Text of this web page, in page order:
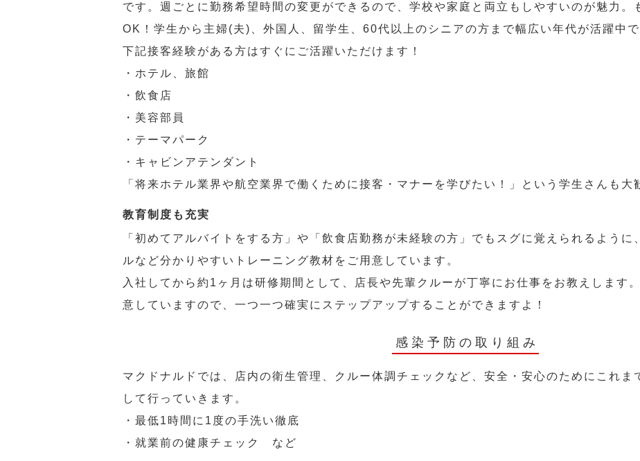
です。週ごとに勤務希望時間の変更ができるので、学校や家庭と両立もしやすいのが魅力。
OK！学生から主婦(夫)、外国人、留学生、60代以上のシニアの方まで幅広い年代が活躍中で
下記接客経験がある方はすぐにご活躍いただけます！
・ホテル、旅館
・飲食店
・美容部員
・テーマパーク
・キャビンアテンダント
「将来ホテル業界や航空業界で働くために接客・マナーを学びたい！」という学生さんも大
教育制度も充実
「初めてアルバイトをする方」や「飲食店勤務が未経験の方」でもスグに覚えられるように
ルなど分かりやすいトレーニング教材をご用意しています。
入社してから約1ヶ月は研修期間として、店長や先輩クルーが丁寧にお仕事をお教えします
意していますので、一つ一つ確実にステップアップすることができますよ！
感染予防の取り組み
マクドナルドでは、店内の衛生管理、クルー体調チェックなど、安全・安心のためにこれま
して行っていきます。
・最低1時間に1度の手洗い徹底
・就業前の健康チェック など